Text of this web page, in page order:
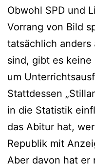
Obwohl SPD und
Vorrang von Bild
tatsächlich anders
sind, gibt es keine
um
Stattdessen
in die Statistik
das Abitur hat,
Republik mit
Aber davon hat er